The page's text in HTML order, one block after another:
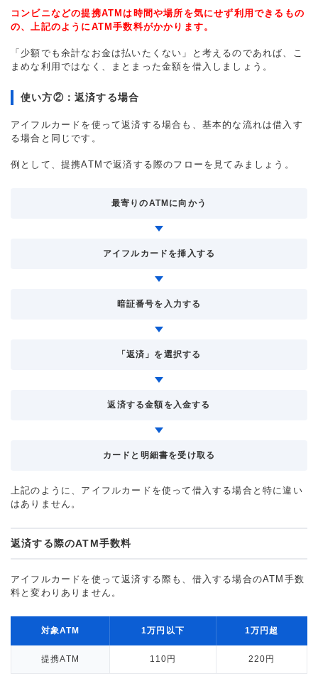
コンビニなどの提携ATMは時間や場所を気にせず利用できるもの
の、上記のようにATM手数料がかかります。
「少額でも余計なお金は払いたくない」と考えるのであれば、こ
まめな利用ではなく、まとまった金額を借入しましょう。
使い方②：返済する場合
アイフルカードを使って返済する場合も、基本的な流れは借入す
る場合と同じです。
例として、提携ATMで返済する際のフローを見てみましょう。
最寄りのATMに向かう
アイフルカードを挿入する
暗証番号を入力する
「返済」を選択する
返済する金額を入金する
カードと明細書を受け取る
上記のように、アイフルカードを使って借入する場合と特に違い
はありません。
返済する際のATM手数料
アイフルカードを使って返済する際も、借入する場合のATM手数
料と変わりありません。
対象ATM 1万円以下 1万円超
提携ATM 110円 220円